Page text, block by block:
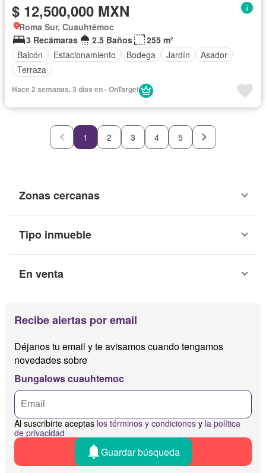
$ 12,500,000 MXN
Roma Sur, Cuauhtémoc
3 Recámaras
2.5 Baños
255 m²
Balcón
Estacionamiento Bodega Jardín
Asador
Terraza
Hace 2 semanas, 3 días en - OnTarget
1 2 3 4 5
Zonas cercanas
Tipo inmueble
En venta
Recibe alertas por email
Déjanos tu email y te avisamos cuando tengamos
novedades sobre
Bungalows cuauhtemoc
Al suscribirte aceptas los términos y condiciones y la política
de privacidad
Recibir alertas
Guardar búsqueda